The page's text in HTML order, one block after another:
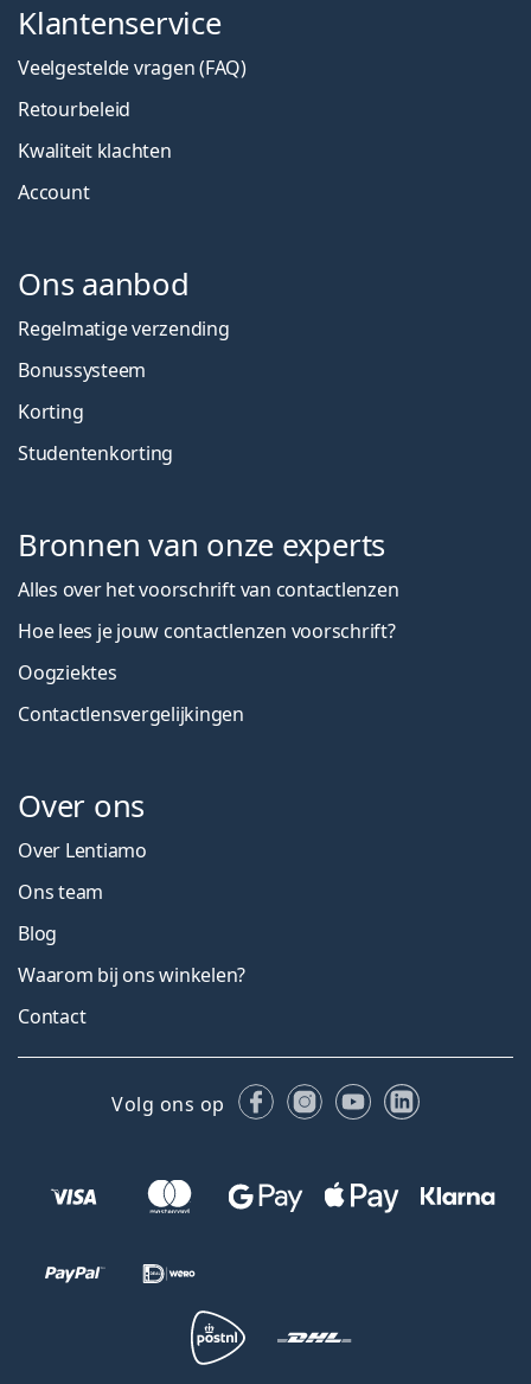
Klantenservice
Veelgestelde vragen (FAQ)
Retourbeleid
Kwaliteit klachten
Account
Ons aanbod
Regelmatige verzending
Bonussysteem
Korting
Studentenkorting
Bronnen van onze experts
Alles over het voorschrift van contactlenzen
Hoe lees je jouw contactlenzen voorschrift?
Oogziektes
Contactlensvergelijkingen
Over ons
Over Lentiamo
Ons team
Blog
Waarom bij ons winkelen?
Contact
Volg ons op FacebookInstagram
YouTubeLinkedIn